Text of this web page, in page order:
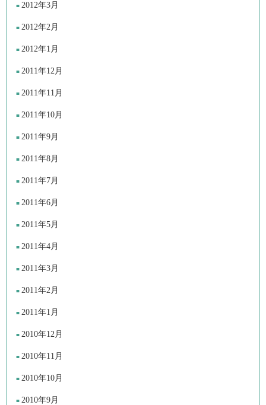
2012年3月
2012年2月
2012年1月
2011年12月
2011年11月
2011年10月
2011年9月
2011年8月
2011年7月
2011年6月
2011年5月
2011年4月
2011年3月
2011年2月
2011年1月
2010年12月
2010年11月
2010年10月
2010年9月